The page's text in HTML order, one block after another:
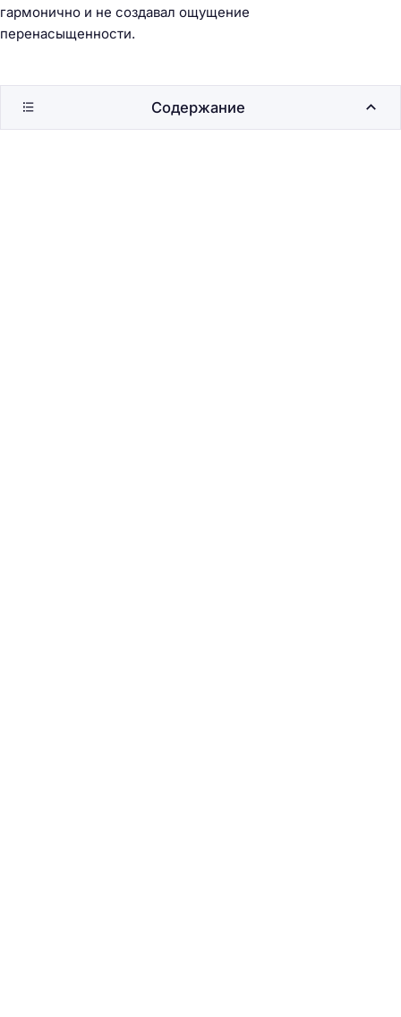
гармонично и не создавал ощущение
перенасыщенности.
Содержание